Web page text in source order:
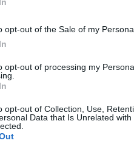
opt-out of the Sale of my
opt-out of processing my
opt-out of Collection, Use,
Data that Is Unrelated
Működik a legális
tízezreket a